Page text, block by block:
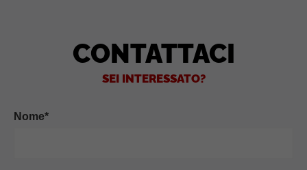
CONTATTACI
SEI INTERESSATO?
Nome*